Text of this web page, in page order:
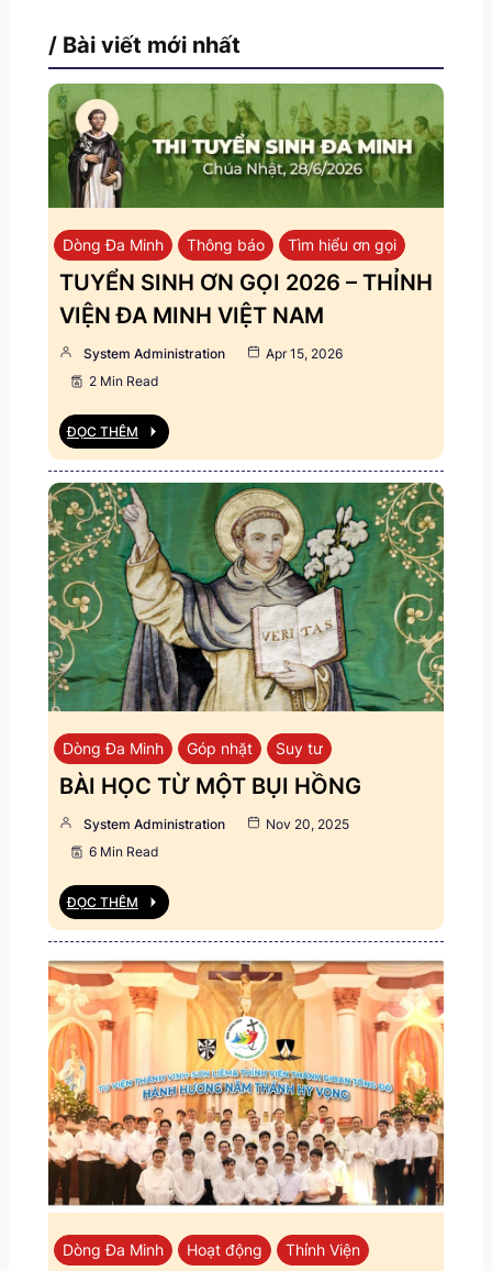
/ Bài viết mới nhất
Dòng Đa Minh Thông báo Tìm hiểu ơn gọi
TUYỂN SINH ƠN GỌI 2026 – THỈNH
VIỆN ĐA MINH VIỆT NAM
System Administration
Apr 15, 2026
2 Min Read
ĐỌC THÊM
Dòng Đa Minh Góp nhặt Suy tư
BÀI HỌC TỪ MỘT BỤI HỒNG
System Administration
Nov 20, 2025
6 Min Read
ĐỌC THÊM
Dòng Đa Minh Hoạt động
Thỉnh Viện